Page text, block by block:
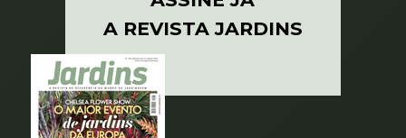
A REVISTA JARDINS